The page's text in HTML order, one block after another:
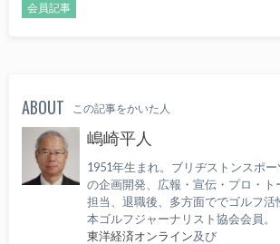
会員記事
ABOUT この記事をかいた人
嶋崎平人
1951年生まれ。ブリヂストンスポ
の企画開発、広報・宣伝・プロ・ト
担当、退職後、多方面ででゴルフ活
本ゴルフジャーナリスト協会会員。
東洋経済オンライン及び